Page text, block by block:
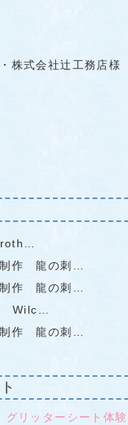
株式会社辻工務店様
制作 龍の刺…
制作 龍の刺…
Wilc…
制作 龍の刺…
リッターシート体